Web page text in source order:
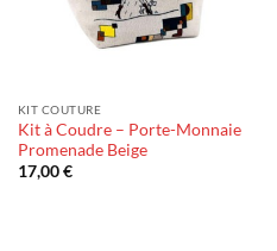
KIT COUTURE
Kit à Coudre – Porte-Monnaie
Promenade Beige
17,00€